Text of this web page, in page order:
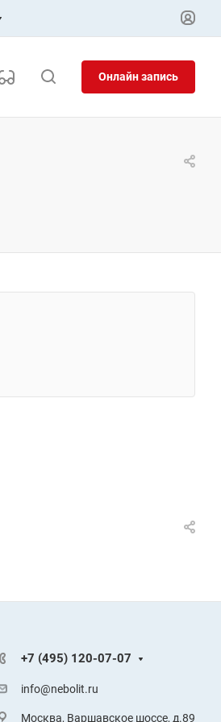
Онлайн запись
+7 (495) 120-07-07
info@nebolit.ru
Москва, Варшавское шоссе, д.89